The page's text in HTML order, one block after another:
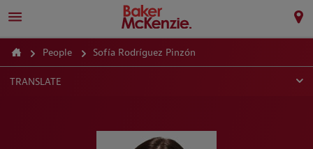
People Sofía Rodríguez Pinzón
TRANSLATE